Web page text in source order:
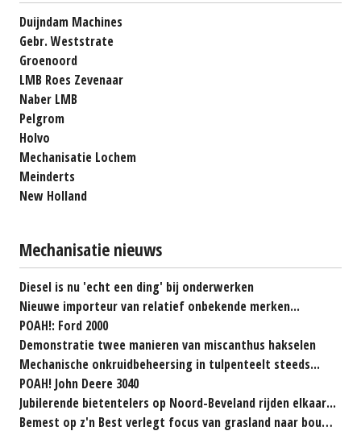
Duijndam Machines
Gebr. Weststrate
Groenoord
LMB Roes Zevenaar
Naber LMB
Pelgrom
Holvo
Mechanisatie Lochem
Meinderts
New Holland
Mechanisatie nieuws
Diesel is nu 'echt een ding' bij onderwerken
Nieuwe importeur van relatief onbekende merken...
POAH!: Ford 2000
Demonstratie twee manieren van miscanthus hakselen
Mechanische onkruidbeheersing in tulpenteelt steeds...
POAH! John Deere 3040
Jubilerende bietentelers op Noord-Beveland rijden elkaar...
Bemest op z'n Best verlegt focus van grasland naar bouwland